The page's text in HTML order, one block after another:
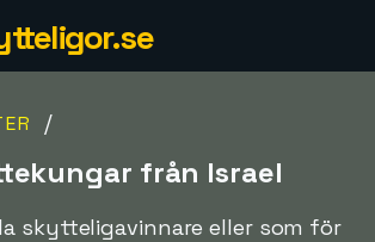
/
från Israel
skytteligavinnare eller som för